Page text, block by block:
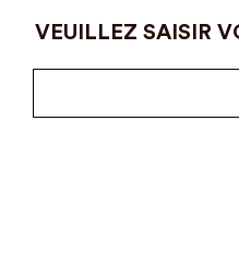
VEUILLEZ SAISIR